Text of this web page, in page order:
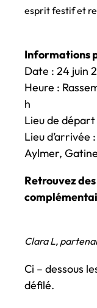
esprit festif et
Informations
Date : 24 juin
Heure :
h
Lieu de
Lieu d’arrivée
Aylmer,
Retrouvez
Clara L,
Ci – dessous
défilé.